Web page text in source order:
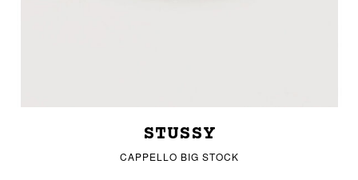
STUSSY
CAPPELLO BIG STOCK